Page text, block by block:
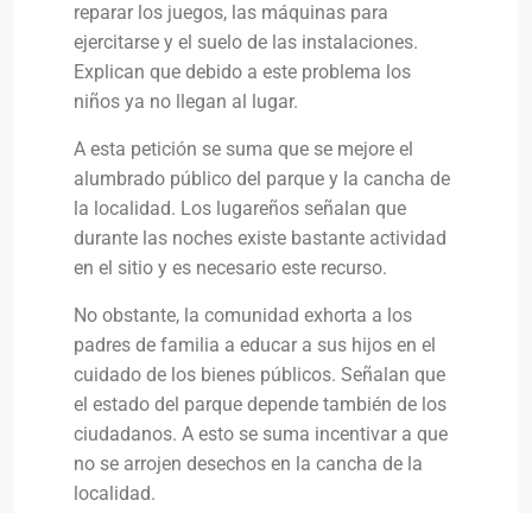
reparar los juegos, las máquinas para
ejercitarse y el suelo de las instalaciones.
Explican que debido a este problema los
niños ya no llegan al lugar.
A esta petición se suma que se mejore el
alumbrado público del parque y la cancha de
la localidad. Los lugareños señalan que
durante las noches existe bastante actividad
en el sitio y es necesario este recurso.
No obstante, la comunidad exhorta a los
padres de familia a educar a sus hijos en el
cuidado de los bienes públicos. Señalan que
el estado del parque depende también de los
ciudadanos. A esto se suma incentivar a que
no se arrojen desechos en la cancha de la
localidad.